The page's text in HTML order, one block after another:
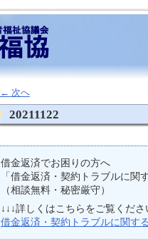
← 次へ
20211122
借金返済でお困りの方へ
「借金返済・契約トラブルに関
（相談無料・秘密厳守）
↓↓↓詳しくはこちらをご覧くださ
借金返済・契約トラブルに関す